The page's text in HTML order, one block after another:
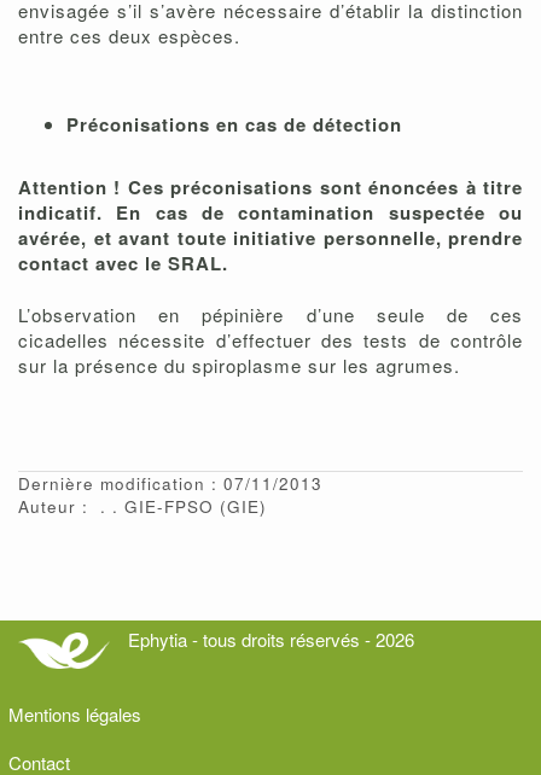
envisagée s’il s’avère nécessaire d’établir la distinction
entre ces deux espèces.
Préconisations en cas de détection
Attention ! Ces préconisations sont énoncées à titre
indicatif. En cas de contamination suspectée ou
avérée, et avant toute initiative personnelle, prendre
contact avec le SRAL.
L’observation en pépinière d’une seule de ces
cicadelles nécessite d’effectuer des tests de contrôle
sur la présence du spiroplasme sur les agrumes.
Dernière modification : 07/11/2013
Auteur :
. GIE-FPSO (GIE)
Ephytia - tous droits réservés - 2026
Mentions légales
Contact